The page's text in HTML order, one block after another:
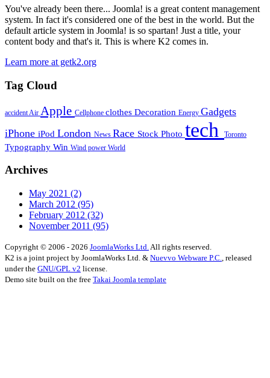
You've already been there... Joomla! is a great content management
system. In fact it's considered one of the best in the world. But the
default article system in Joomla! is so spartan! Just a title, your
content body and that's it. This is where K2 comes in.
Learn more at getk2.org
Tag Cloud
accident Air Apple Cellphone clothes Decoration Energy Gadgets
iPhone iPod London News Race Stock Photo tech Toronto
Typography Win Wind power World
Archives
May 2021 (2)
March 2012 (95)
February 2012 (32)
November 2011 (95)
Copyright © 2006 - 2026 JoomlaWorks Ltd.All rights reserved.
K2 is a joint project by JoomlaWorks Ltd. & Nuevvo Webware P.C., released
under the GNU/GPL v2 license.
Demo site built on the free Takai Joomla template